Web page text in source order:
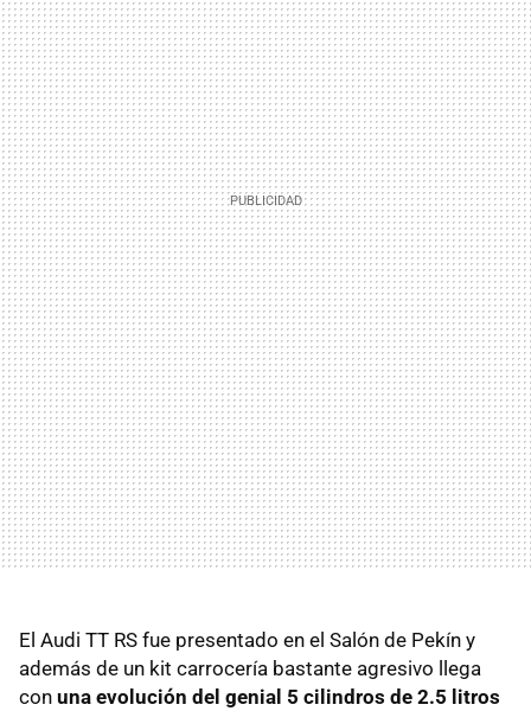
El Audi TT RS fue presentado en el Salón de Pekín y
además de un kit carrocería bastante agresivo llega
con una evolución del genial 5 cilindros de 2.5 litros